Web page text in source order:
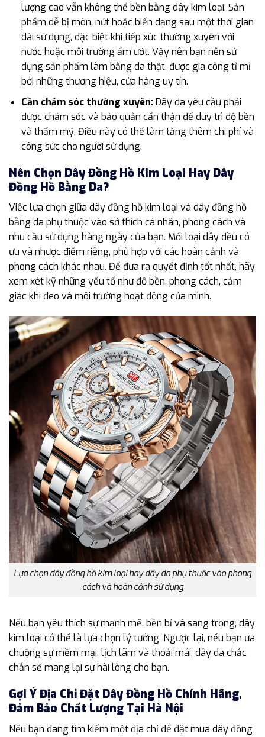
lượng cao vẫn không thể bền bằng dây kim loại. Sản
phẩm dễ bị mòn, nứt hoặc biến dạng sau một thời gian
dài sử dụng, đặc biệt khi tiếp xúc thường xuyên với
nước hoặc môi trường ẩm ướt. Vậy nên bạn nên sử
dụng sản phẩm làm bằng da thật, được gia công tỉ mỉ
bởi những thương hiệu, cửa hàng uy tín.
Cần chăm sóc thường xuyên:Dây da yêu cầu phải
được chăm sóc và bảo quản cẩn thận để duy trì độ bền
và thẩm mỹ. Điều này có thể làm tăng thêm chi phí và
công sức cho người sử dụng.
Nên Chọn Dây Đồng Hồ Kim Loại Hay Dây
Đồng Hồ Bằng Da?
Việc lựa chọn giữa dây đồng hồ kim loại và dây đồng hồ
bằng da phụ thuộc vào sở thích cá nhân, phong cách và
nhu cầu sử dụng hàng ngày của bạn. Mỗi loại dây đều có
ưu và nhược điểm riêng, phù hợp với các hoàn cảnh và
phong cách khác nhau. Để đưa ra quyết định tốt nhất, hãy
xem xét kỹ những yếu tố như độ bền, phong cách, cảm
giác khi đeo và môi trường hoạt động của mình.
Lựa chọn dây đồng hồ kim loại hay dây da phụ thuộc vào phong
cách và hoàn cảnh sử dụng
Nếu bạn yêu thích sự mạnh mẽ, bền bỉ và sang trọng, dây
kim loại có thể là lựa chọn lý tưởng. Ngược lại, nếu bạn ưa
chuộng sự mềm mại, lịch lãm và thoải mái, dây da chắc
chắn sẽ mang lại sự hài lòng cho bạn.
Gợi Ý Địa Chỉ Đặt Dây Đồng Hồ Chính Hãng,
Đảm Bảo Chất Lượng Tại Hà Nội
Nếu bạn đang tìm kiếm một địa chỉ để đặt mua dây đồng